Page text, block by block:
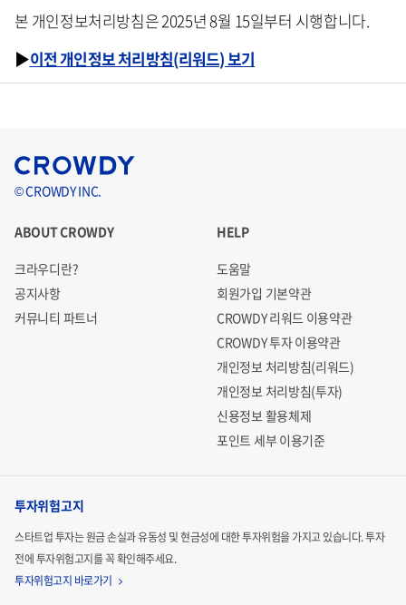
본 개인정보처리방침은 2025년 8월 15일부터 시행합니다.
▶이전 개인정보 처리방침(리워드) 보기
© CROWDY INC.
ABOUT CROWDY
크라우디란?
공지사항
커뮤니티 파트너
HELP
도움말
회원가입 기본약관
CROWDY 리워드 이용약관
CROWDY 투자 이용약관
개인정보 처리방침(리워드)
개인정보 처리방침(투자)
신용정보 활용체제
포인트 세부 이용기준
투자위험고지
스타트업 투자는 원금 손실과 유동성 및 현금성에 대한 투자위험을 가지고 있습니다.투자
전에 투자위험고지를 꼭 확인해주세요.
투자위험고지 바로가기